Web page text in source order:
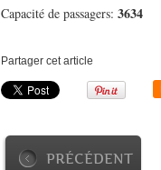
Capacité de passagers: 3634
Partager cet article
PRÉCÉDENT